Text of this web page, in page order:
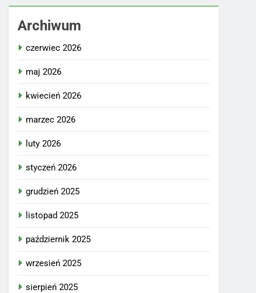
Archiwum
czerwiec 2026
maj 2026
kwiecień 2026
marzec 2026
luty 2026
styczeń 2026
grudzień 2025
listopad 2025
październik 2025
wrzesień 2025
sierpień 2025